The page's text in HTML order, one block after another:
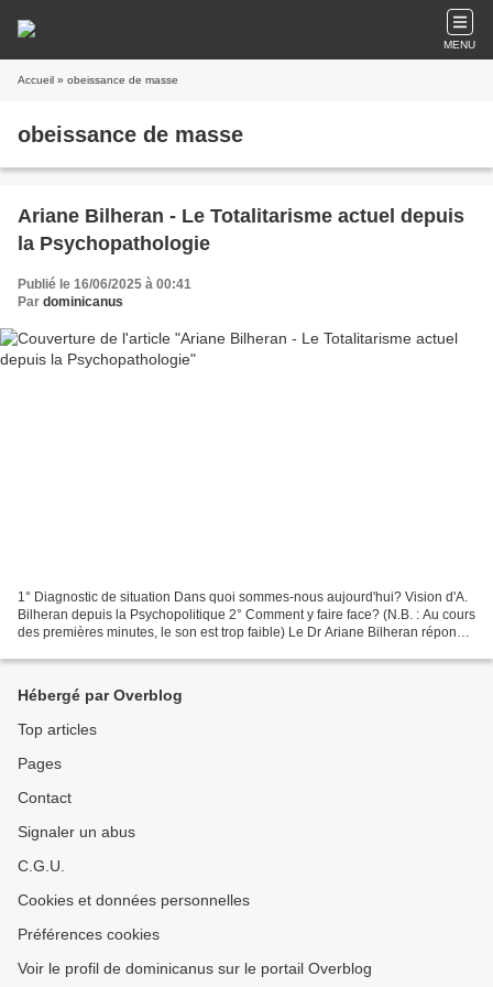
MENU
Accueil » obeissance de masse
obeissance de masse
Ariane Bilheran - Le Totalitarisme actuel depuis
la Psychopathologie
Publié le 16/06/2025 à 00:41
Par dominicanus
1° Diagnostic de situation Dans quoi sommes-nous aujourd'hui? Vision d'A.
Bilheran depuis la Psychopolitique 2° Comment y faire face? (N.B. : Au cours
des premières minutes, le son est trop faible) Le Dr Ariane Bilheran répond
Hébergé par Overblog
Top articles
Pages
Contact
Signaler un abus
C.G.U.
Cookies et données personnelles
Préférences cookies
Voir le profil de dominicanus sur le portail Overblog